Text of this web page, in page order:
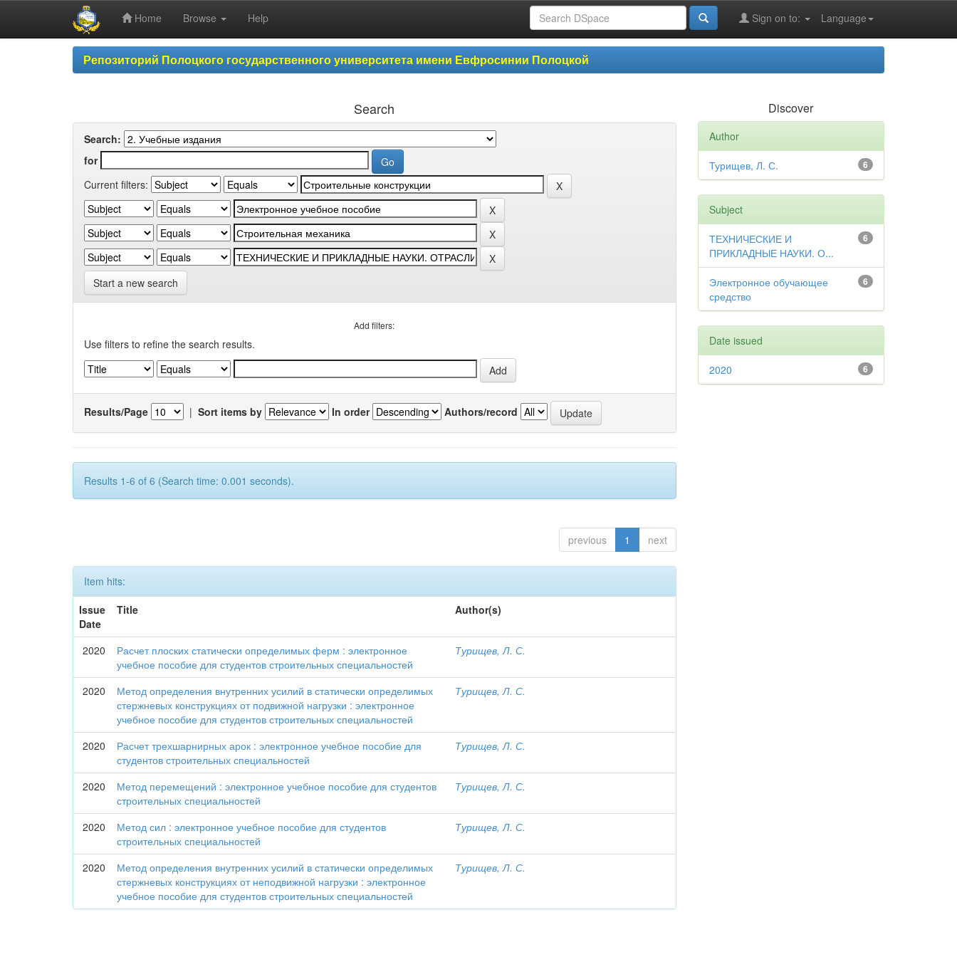
Home Browse Help Language
Sign on to:
Репозиторий Полоцкого государственного университета имени Евфросинии Полоцкой
Search
Search:
for
Current filters:
Start a new search
Add filters:
Use filters to refine the search results.
Results/Page | Sort items by In order Authors/record
Results 1-6 of 6 (Search time: 0.001 seconds).
previous 1 next
Item hits:
Issue
Date
Title Author(s)
2020
Расчет плоских статически определимых ферм : электронное
учебное пособие для студентов строительных специальностей
Турищев, Л. С.
2020
Метод определения внутренних усилий в статически определимых
стержневых конструкциях от подвижной нагрузки : электронное
учебное пособие для студентов строительных специальностей
Турищев, Л. С.
2020
Расчет трехшарнирных арок : электронное учебное пособие для
студентов строительных специальностей
Турищев, Л. С.
2020
Метод перемещений : электронное учебное пособие для студентов
строительных специальностей
Турищев, Л. С.
2020
Метод сил : электронное учебное пособие для студентов
строительных специальностей
Турищев, Л. С.
2020
Метод определения внутренних усилий в статически определимых
стержневых конструкциях от неподвижной нагрузки : электронное
учебное пособие для студентов строительных специальностей
Турищев, Л. С.
Discover
Author
6
Турищев, Л. С.
Subject
6
ТЕХНИЧЕСКИЕ И
ПРИКЛАДНЫЕ НАУКИ. О...
6
Электронное обучающее
средство
Date issued
6
2020